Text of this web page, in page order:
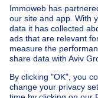
House out of
House for
House for sale
Our cheap